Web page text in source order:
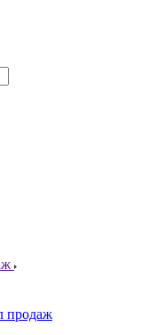
продаж